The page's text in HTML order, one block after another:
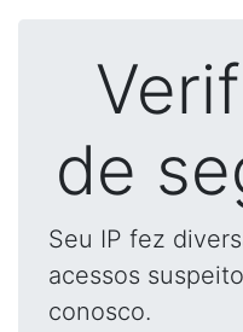
de
Seu IP fez
acessos
conosco.